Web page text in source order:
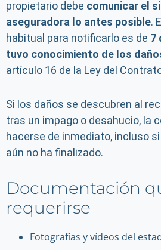
propietario debe comunicar el
aseguradora lo antes posible.
habitual para notificarlo es de 7
tuvo conocimiento de los
artículo 16 de la Ley del
Si los daños se descubren al
tras un impago o desahucio, la
hacerse de inmediato, incluso
aún no ha finalizado.
Documentación
requerirse
Fotografías y vídeos del